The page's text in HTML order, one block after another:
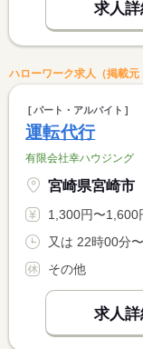
求人
ハローワーク求人（掲載元
パート・アルバイト
運転代行
有限会社幸ハウジング
宮崎県宮崎市
1,300円〜1,600円 ※フルタイム
その他
求人